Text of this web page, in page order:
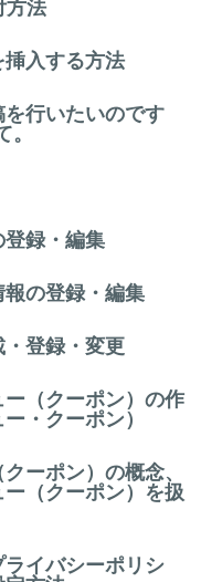
方法
入する方法
行いたいのです
登録・編集
の登録・編集
登録・変更
（クーポン）の作
・クーポン）
ーポン）の概念、
（クーポン）を扱
イバシーポリシ